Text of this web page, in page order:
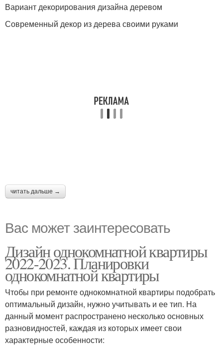
Вариант декорирования дизайна деревом
Современный декор из дерева своими руками
читать дальше →
Вас может заинтересовать
Дизайн однокомнатной квартиры
2022-2023. Планировки
однокомнатной квартиры
Чтобы при ремонте однокомнатной квартиры подобрать
оптимальный дизайн, нужно учитывать и ее тип. На
данный момент распространено несколько основных
разновидностей, каждая из которых имеет свои
характерные особенности: